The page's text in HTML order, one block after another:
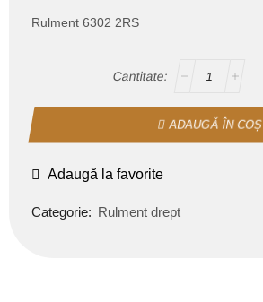
Rulment 6302 2RS
ADAUGĂ ÎN COȘ
Adaugă la favorite
Categorie: Rulment drept